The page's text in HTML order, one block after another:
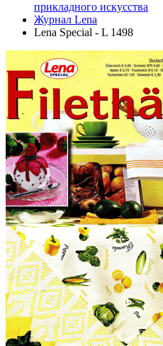
прикладного искусства
Журнал Lena
Lena Special - L 1498